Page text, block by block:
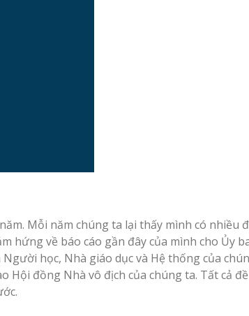
Mỗi năm chúng ta lại thấy mình có nhiều
hứng về báo cáo gần đây của mình cho Ủy
học, Nhà giáo dục và Hệ thống của
Hội đồng Nhà vô địch của chúng ta. Tất cả